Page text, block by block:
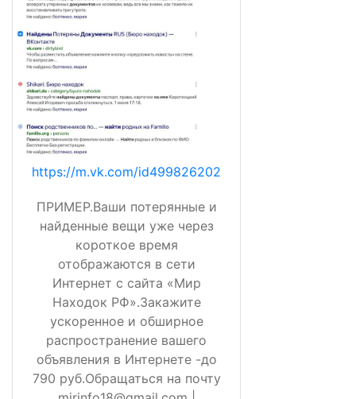
https://m.vk.com/id499826202
ПРИМЕР.Ваши потерянные и
найденные вещи уже через
короткое время
отображаются в сети
Интернет с сайта «Мир
Находок РФ».Закажите
ускоренное и обширное
распространение вашего
объявления в Интернете -до
790 руб.Обращаться на почту